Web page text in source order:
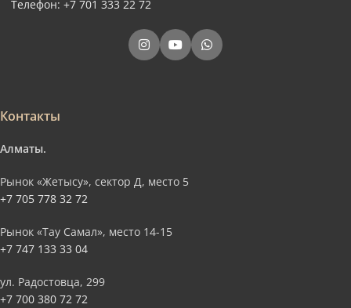
Телефон: +7 701 333 22 72
Контакты
Алматы.
Рынок «Жетысу», сектор Д, место 5
+7 705 778 32 72
Рынок «Тау Самал», место 14-15
+7 747 133 33 04
ул. Радостовца, 299
+7 700 380 72 72